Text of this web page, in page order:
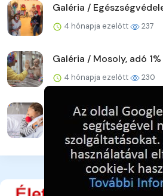
Galéria /
4 hónapja ezelőtt 237
Galéria / Mosoly, adó
4 hónapja ezelőtt 230
Galéria /
4 hónapja ezelőtt 254